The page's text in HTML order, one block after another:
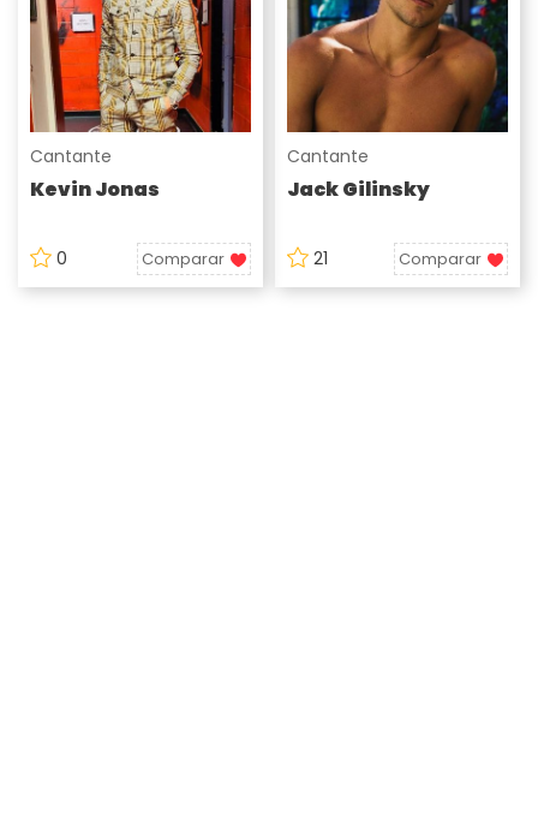
Cantante
Kevin Jonas
0 Comparar
Cantante
Jack Gilinsky
21 Comparar